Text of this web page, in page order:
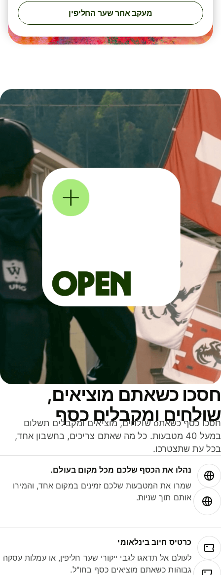
מעקב אחר שער החליפין
כשאתם מוציאים,
ומקבלים כסף
חסכו כסף כשאתo שולחים, מוציאים ומקבלים תשלום
במעל 40 מטבעות. כל מה שאתם צריכים, בחשבון אחד,
עת שתצטרכו.
נהלו את הכסף שלכם מכל מקום בעולם.
שמרו את המטבעות שלכם זמינים במקום אחד, והמירו
אותם תוך שניות.
כרטיס חיוב בינלאומי
לעולם אל תדאגו לגבי ייקורי שער חליפין, או עמלות עסקה
גבוהות כשאתם מוציאים כסף בחו"ל.